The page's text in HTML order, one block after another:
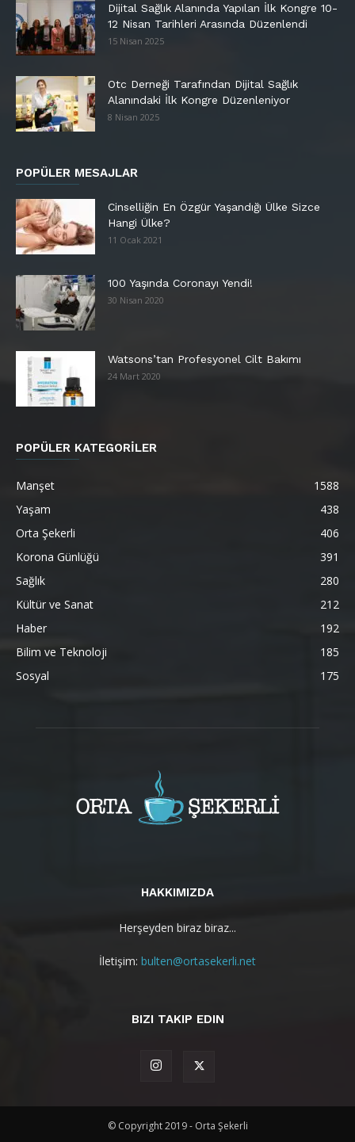
Dijital Sağlık Alanında Yapılan İlk Kongre 10-
12 Nisan Tarihleri Arasında Düzenlendi
15 Nisan 2025
Otc Derneği Tarafından Dijital Sağlık
Alanındaki İlk Kongre Düzenleniyor
8 Nisan 2025
POPÜLER MESAJLAR
Cinselliğin En Özgür Yaşandığı Ülke Sizce
Hangi Ülke?
11 Ocak 2021
100 Yaşında Coronayı Yendi!
30 Nisan 2020
Watsons’tan Profesyonel Cilt Bakımı
24 Mart 2020
POPÜLER KATEGORİLER
Manşet
1588
Yaşam
438
Orta Şekerli
406
Korona Günlüğü
391
Sağlık
280
Kültür ve Sanat
212
Haber
192
Bilim ve Teknoloji
185
Sosyal
175
HAKKIMIZDA
Herşeyden biraz biraz...
İletişim: bulten@ortasekerli.net
BIZI TAKIP EDIN
© Copyright 2019 - Orta Şekerli